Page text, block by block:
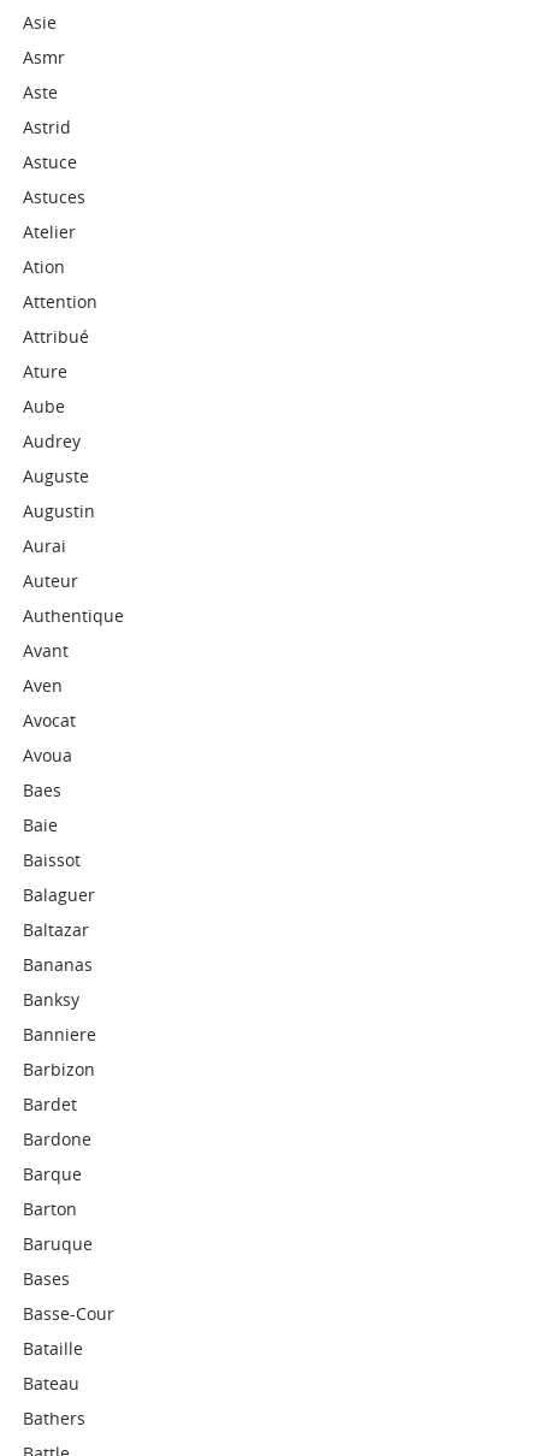
Asie
Asmr
Aste
Astrid
Astuce
Astuces
Atelier
Ation
Attention
Attribué
Ature
Aube
Audrey
Auguste
Augustin
Aurai
Auteur
Authentique
Avant
Aven
Avocat
Avoua
Baes
Baie
Baissot
Balaguer
Baltazar
Bananas
Banksy
Banniere
Barbizon
Bardet
Bardone
Barque
Barton
Baruque
Bases
Basse-Cour
Bataille
Bateau
Bathers